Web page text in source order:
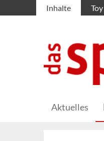
Inhalte
Aktuelles